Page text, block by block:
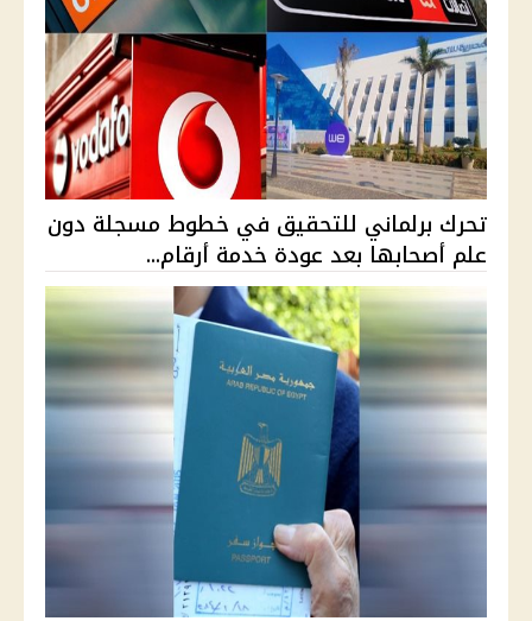
تحرك برلماني للتحقيق في خطوط مسجلة دون
علم أصحابها بعد عودة خدمة أرقام...